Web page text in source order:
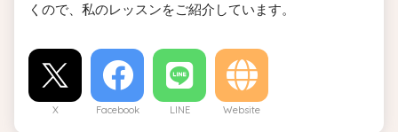
くので、私のレッスンをご紹介しています。
X Facebook LINE Website